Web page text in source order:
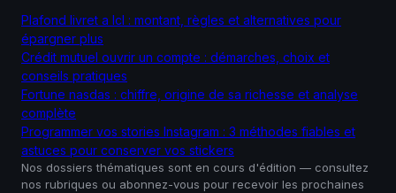
Plafond livret a lcl : montant, règles et alternatives pour
épargner plus
Crédit mutuel ouvrir un compte : démarches, choix et
conseils pratiques
Fortune nasdas : chiffre, origine de sa richesse et analyse
complète
Programmer vos stories Instagram : 3 méthodes fiables et
astuces pour conserver vos stickers
Nos dossiers thématiques sont en cours d'édition — consultez
nos rubriques ou abonnez-vous pour recevoir les prochaines